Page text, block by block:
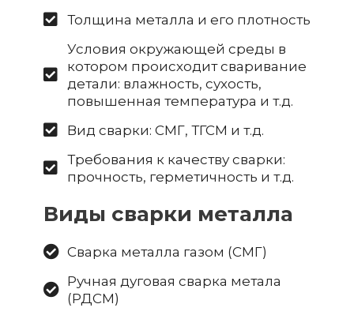
Толщина металла и его плотность
Условия окружающей среды в
котором происходит сваривание
детали: влажность, сухость,
повышенная температура и т.д.
Вид сварки: СМГ, ТГСМ и т.д.
Требования к качеству сварки:
прочность, герметичность и т.д.
Виды сварки металла
Сварка металла газом (СМГ)
Ручная дуговая сварка метала
(РДСМ)